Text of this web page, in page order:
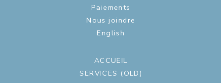
Paiements
Nous joindre
English
ACCUEIL
SERVICES (OLD)